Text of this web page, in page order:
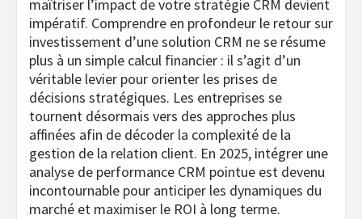
maîtriser l’impact de votre stratégie CRM devient
impératif. Comprendre en profondeur le retour sur
investissement d’une solution CRM ne se résume
plus à un simple calcul financier : il s’agit d’un
véritable levier pour orienter les prises de
décisions stratégiques. Les entreprises se
tournent désormais vers des approches plus
affinées afin de décoder la complexité de la
gestion de la relation client. En 2025, intégrer une
analyse de performance CRM pointue est devenu
incontournable pour anticiper les dynamiques du
marché et maximiser le ROI à long terme.